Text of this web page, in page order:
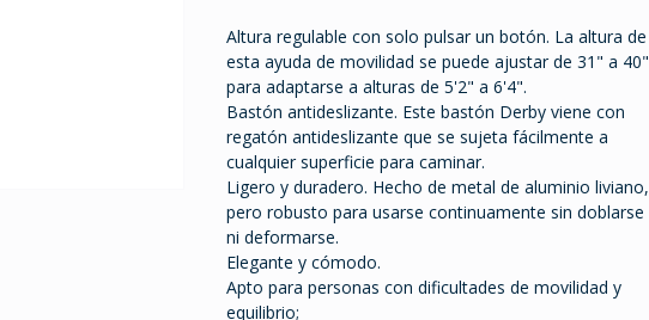
Altura regulable con solo pulsar un botón. La altura de
esta ayuda de movilidad se puede ajustar de 31" a 40"
para adaptarse a alturas de 5'2" a 6'4".
Bastón antideslizante. Este bastón Derby viene con
regatón antideslizante que se sujeta fácilmente a
cualquier superficie para caminar.
Ligero y duradero. Hecho de metal de aluminio liviano,
pero robusto para usarse continuamente sin doblarse
ni deformarse.
Elegante y cómodo.
Apto para personas con dificultades de movilidad y
equilibrio;